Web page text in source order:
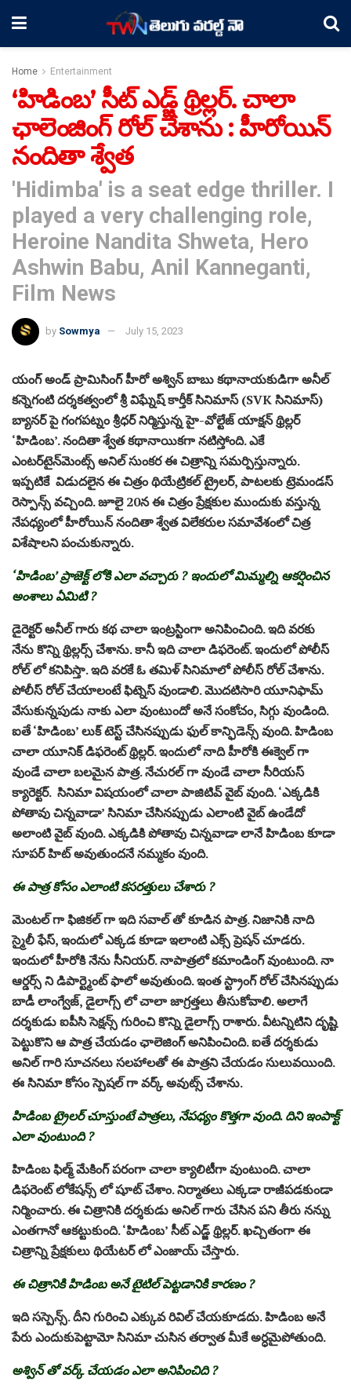
Home Entertainment
‘హిడింబ’ సీట్ ఎడ్జ్ థ్రిల్లర్. చాలా
ఛాలెంజింగ్ రోల్ చేశాను : హీరోయిన్
నందితా శ్వేత
'Hidimba' is a seat edge thriller. I
played a very challenging role,
Heroine Nandita Shweta, Hero
Ashwin Babu, Anil Kanneganti,
Film News
by Sowmya July 15, 2023
యంగ్ అండ్ ప్రామిసింగ్ హీరో అశ్విన్ బాబు కథానాయకుడిగా అనీల్
కన్నెగంటి దర్శకత్వంలో శ్రీ విఘ్నేష్ కార్తీక్ సినిమాస్ (SVK సినిమాస్)
బ్యానర్‌ పై గంగపట్నం శ్రీధర్ నిర్మిస్తున్న హై-వోల్టేజ్ యాక్షన్ థ్రిల్లర్
‘హిడింబ’. నందితా శ్వేత కథానాయికగా నటిస్తోంది. ఎకే
ఎంటర్‌టైన్‌మెంట్స్ అనిల్ సుంకర ఈ చిత్రాన్ని సమర్పిస్తున్నారు.
ఇప్పటికే విడుదలైన ఈ చిత్రం థియేట్రికల్ ట్రైలర్‌, పాటలకు ట్రెమండస్
రెస్పాన్స్ వచ్చింది. జూలై 20న ఈ చిత్రం ప్రేక్షకుల ముందుకు వస్తున్న
నేపధ్యంలో హీరోయిన్ నందితా శ్వేత విలేకరుల సమావేశంలో చిత్ర
విశేషాలని పంచుకున్నారు.
‘హిడింబ’ ప్రాజెక్ట్ లోకి ఎలా వచ్చారు ? ఇందులో మిమ్మల్ని ఆకర్షించిన
అంశాలు ఏమిటి ?
డైరెక్టర్ అనీల్ గారు కథ చాలా ఇంట్రస్టింగా అనిపించింది. ఇది వరకు
నేను కొన్ని థ్రిల్లర్స్ చేశాను. కానీ ఇది చాలా డిఫరెంట్. ఇందులో పోలీస్
రోల్ లో కనిపిస్తా. ఇది వరకే ఓ తమిళ్ సినిమాలో పోలీస్ రోల్ చేశాను.
పోలీస్ రోల్ చేయాలంటే ఫిట్నెస్ వుండాలి. మొదటిసారి యూనిఫామ్
వేసుకున్నపుడు నాకు ఎలా వుంటుందో అనే సంకోచం, సిగ్గు వుండింది.
ఐతే ‘హిడింబ’ లుక్ టెస్ట్ చేసినప్పుడు ఫుల్ కాన్ఫిడెన్స్ వుంది. హిడింబ
చాలా యూనిక్ డిఫరెంట్ థ్రిల్లర్. ఇందులో నాది హీరోకి ఈక్వెల్ గా
వుండే చాలా బలమైన పాత్ర. నేచురల్ గా వుండే చాలా సీరియస్
క్యారెక్టర్. సినిమా విషయంలో చాలా పాజిటివ్ వైబ్ వుంది. ‘ఎక్కడికి
పోతావు చిన్నవాడా’ సినిమా చేసినప్పుడు ఎలాంటి వైబ్ ఉండేదో
అలాంటి వైబ్ వుంది. ఎక్కడికి పోతావు చిన్నవాడా లానే హిడింబ కూడా
సూపర్ హిట్ అవుతుందనే నమ్మకం వుంది.
ఈ పాత్ర కోసం ఎలాంటి కసరత్తులు చేశారు ?
మెంటల్ గా ఫిజికల్ గా ఇది సవాల్ తో కూడిన పాత్ర. నిజానికి నాది
స్మైలీ ఫేస్, ఇందులో ఎక్కడ కూడా ఇలాంటి ఎక్స్ ప్రెషన్ చూడరు.
ఇందులో హీరోకి నేను సీనియర్. నాపాత్రలో కమాండింగ్ వుంటుంది. నా
ఆర్డర్స్ ని డిపార్ట్మెంట్ ఫాలో అవుతుంది. ఇంత స్ట్రాంగ్ రోల్ చేసినప్పుడు
బాడీ లాంగ్వేజ్, డైలాగ్స్ లో చాలా జాగ్రత్తలు తీసుకోవాలి. అలాగే
దర్శకుడు ఐపీసి సెక్షన్స్ గురించి కొన్ని డైలాగ్స్ రాశారు. వీటన్నిటిని దృష్టి
పెట్టుకొని ఆ పాత్ర చేయడం ఛాలెజింగ్ అనిపించింది. ఐతే దర్శకుడు
అనిల్ గారి సూచనలు సలహాలతో ఈ పాత్రని చేయడం సులువయింది.
ఈ సినిమా కోసం స్పెషల్ గా వర్క్ అవుట్స్ చేశాను.
హిడింబ ట్రైలర్ చూస్తుంటే పాత్రలు, నేపధ్యం కొత్తగా వుంది. దిని ఇంపాక్ట్
ఎలా వుంటుంది ?
హిడింబ ఫిల్మ్ మేకింగ్ పరంగా చాలా క్యాలిటీగా వుంటుంది. చాలా
డిఫరెంట్ లోకేషన్స్ లో షూట్ చేశాం. నిర్మాతలు ఎక్కడా రాజీపడకుండా
నిర్మించారు. ఈ చిత్రానికి దర్శకుడు అనిల్ గారు చేసిన పని తీరు నన్ను
ఎంతగానో ఆకట్టుకుంది. ‘హిడింబ’ సీట్ ఎడ్జ్ థ్రిల్లర్. ఖచ్చితంగా ఈ
చిత్రాన్ని ప్రేక్షకులు థియేటర్ లో ఎంజాయ్ చేస్తారు.
ఈ చిత్రానికి హిడింబ అనే టైటిల్ పెట్టడానికి కారణం ?
ఇది సస్పెన్స్. దీని గురించి ఎక్కువ రివిల్ చేయకూడదు. హిడింబ అనే
పేరు ఎందుకుపెట్టామో సినిమా చుసిన తర్వాత మీకే అర్ధమైపోతుంది.
అశ్విన్ తో వర్క్ చేయడం ఎలా అనిపించిది ?